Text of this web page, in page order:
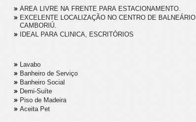
ÁREA LIVRE NA FRENTE PARA ESTACIONAMENTO.
EXCELENTE LOCALIZAÇÃO NO CENTRO DE BALNEÁRIO
CAMBORIÚ.
IDEAL PARA CLINICA, ESCRITÓRIOS
Lavabo
Banheiro de Serviço
Banheiro Social
Demi-Suíte
Piso de Madeira
Aceita Pet